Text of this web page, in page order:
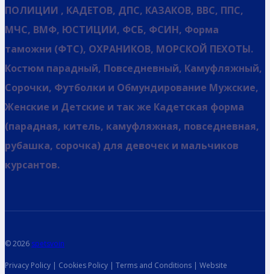
ПОЛИЦИИ , КАДЕТОВ, ДПС, КАЗАКОВ, ВВС, ППС,
МЧС, ВМФ, ЮСТИЦИИ, ФСБ, ФСИН, Форма
таможни (ФТС), ОХРАНИКОВ, МОРСКОЙ ПЕХОТЫ.
Костюм парадный, Повседневный, Камуфляжный,
Сорочки, Футболки и Обмундирование Мужские,
Женские и Детские и так же Кадетская форма
(парадная, китель, камуфляжная, повседневная,
рубашка, сорочка) для девочек и мальчиков
курсантов.
© 2026 spetsvoin
Privacy Policy | Cookies Policy | Terms and Conditions | Website